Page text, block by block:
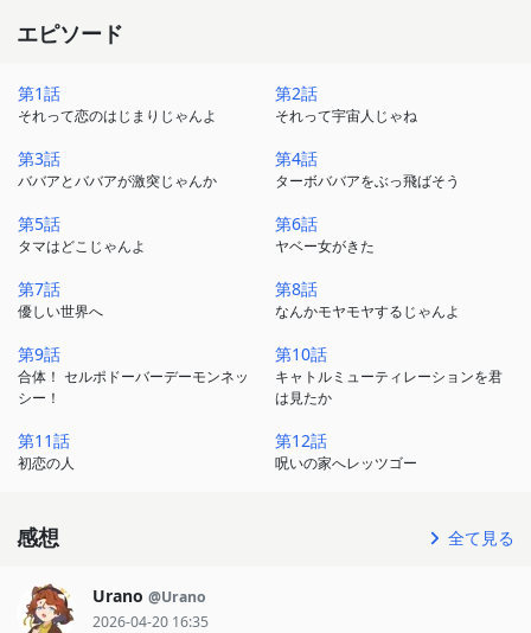
互いに否定する宇宙人と幽霊を信じさせるため、
オカルンは心霊スポットのトンネルへ。
そこで2人は、
理解を超越した圧倒的怪奇に出会う。
窮地の中で秘めた力を覚醒させるモモと、
運命の恋も始まる！？
オカルティックバトル＆青春物語、開幕！
エピソード
第1話
それって恋のはじまりじゃんよ
第2話
それって宇宙人じゃね
第3話
ババアとババアが激突じゃんか
第4話
ターボババアをぶっ飛ばそう
第5話
タマはどこじゃんよ
第6話
ヤベー女がきた
第7話
優しい世界へ
第8話
なんかモヤモヤするじゃんよ
第9話
合体！ セルポドーバーデーモンネッ
シー！
第10話
キャトルミューティレーションを君
は見たか
第11話
初恋の人
第12話
呪いの家へレッツゴー
感想 全て見る
Urano @Urano
2026-04-20 16:35